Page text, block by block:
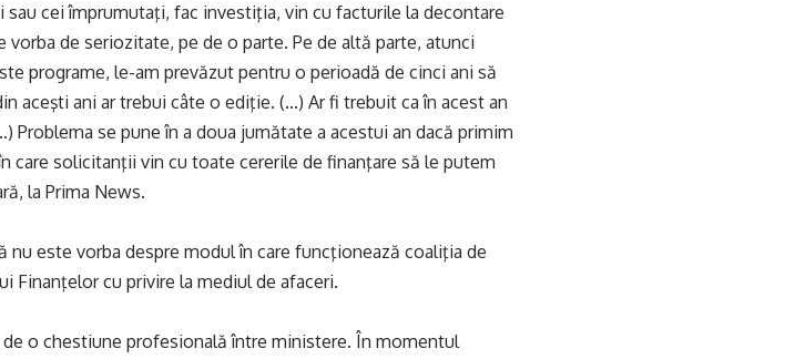
cei împrumutaţi, fac investiţia, vin cu facturile la decontare
de seriozitate, pe de o parte. Pe de altă parte, atunci
programe, le-am prevăzut pentru o perioadă de cinci ani să
aceşti ani ar trebui câte o ediţie. (…) Ar fi trebuit ca în acest an
se pune în a doua jumătate a acestui an dacă primim
care solicitanţii vin cu toate cererile de finanţare să le putem
la Prima News.
nu este vorba despre modul în care funcţionează coaliţia de
Finanţelor cu privire la mediul de afaceri.
o chestiune profesională între ministere. În momentul